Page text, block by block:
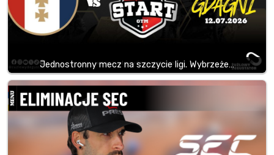
Jednostronny mecz na szczycie ligi. Wybrzeże…